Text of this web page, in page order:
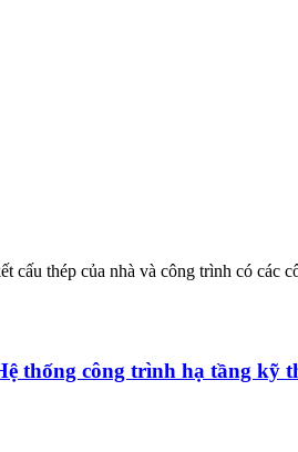
cấu thép của nhà và công trình có
thống công trình hạ tầng kỹ